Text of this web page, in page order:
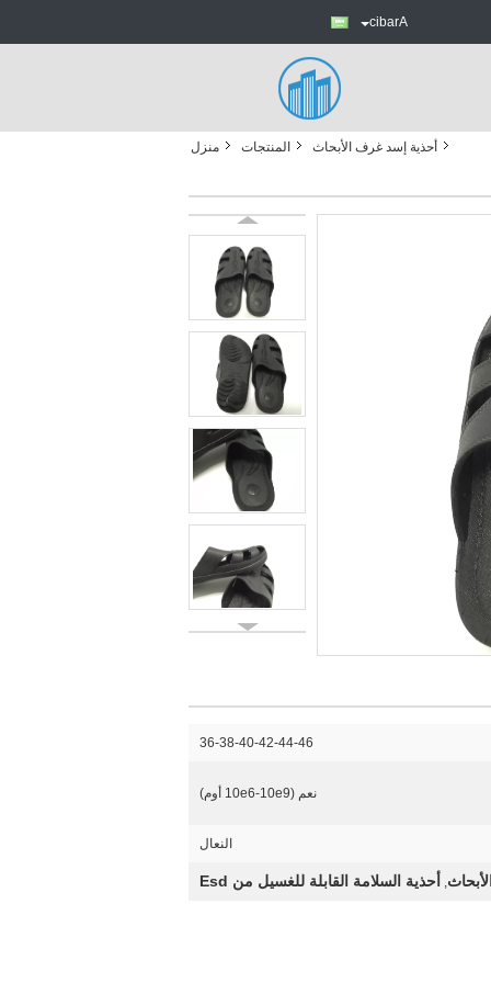
Arabic
منزل المنتجات أحذية إسد غرف الأبحاث
36-38-40-42-44-46
نعم (10e6-10e9 أوم)
النعال
, أحذية السلامة القابلة للغسيل من Esd